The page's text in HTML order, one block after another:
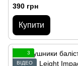
390 грн
Купити
3
ВІДЕО